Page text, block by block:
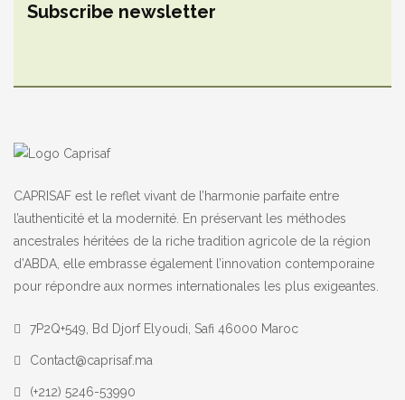
Subscribe newsletter
CAPRISAF est le reflet vivant de l’harmonie parfaite entre
l’authenticité et la modernité. En préservant les méthodes
ancestrales héritées de la riche tradition agricole de la région
d’ABDA, elle embrasse également l’innovation contemporaine
pour répondre aux normes internationales les plus exigeantes.
7P2Q+549, Bd Djorf Elyoudi, Safi 46000 Maroc
Contact@caprisaf.ma
(+212) 5246-53990